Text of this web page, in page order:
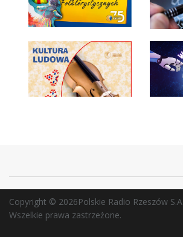
Copyright © 2026Polskie Radio Rzeszów
Wszelkie prawa zastrzeżone.